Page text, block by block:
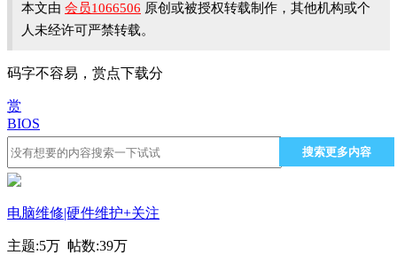
本文由 会员1066506 原创或被授权转载制作，其他机构或个
人未经许可严禁转载。
码字不容易，赏点下载分
赏
BIOS
搜索更多内容
电脑维修|硬件维护+关注
主题:5万 帖数:39万